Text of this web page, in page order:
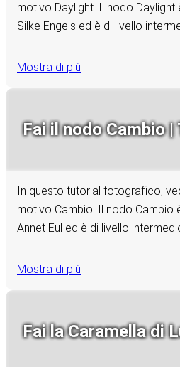
motivo Daylight. Il nodo
Silke Engels ed è di livello
Mostra di più
Fai il nodo Cambio
In questo tutorial fotografico,
motivo Cambio. Il nodo
Annet Eul ed è di livello
Mostra di più
Fai la Caramella di